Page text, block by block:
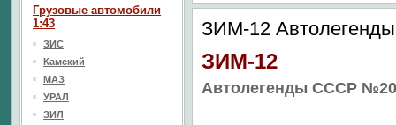
ЗИМ-12
ЗИМ-12
Автолегенды СССР
Грузовые автомобили
1:43
ЗИС
Камский
МАЗ
УРАЛ
ЗИЛ